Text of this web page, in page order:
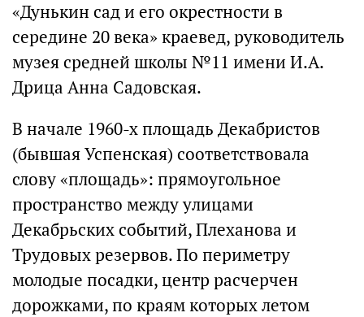
«Дунькин сад и его окрестности в
середине 20 века» краевед, руководитель
музея средней школы №11 имени И.А.
Дрица Анна Садовская.
В начале 1960-х площадь Декабристов
(бывшая Успенская) соответствовала
слову «площадь»: прямоугольное
пространство между улицами
Декабрьских событий, Плеханова и
Трудовых резервов. По периметру
молодые посадки, центр расчерчен
дорожками, по краям которых летом